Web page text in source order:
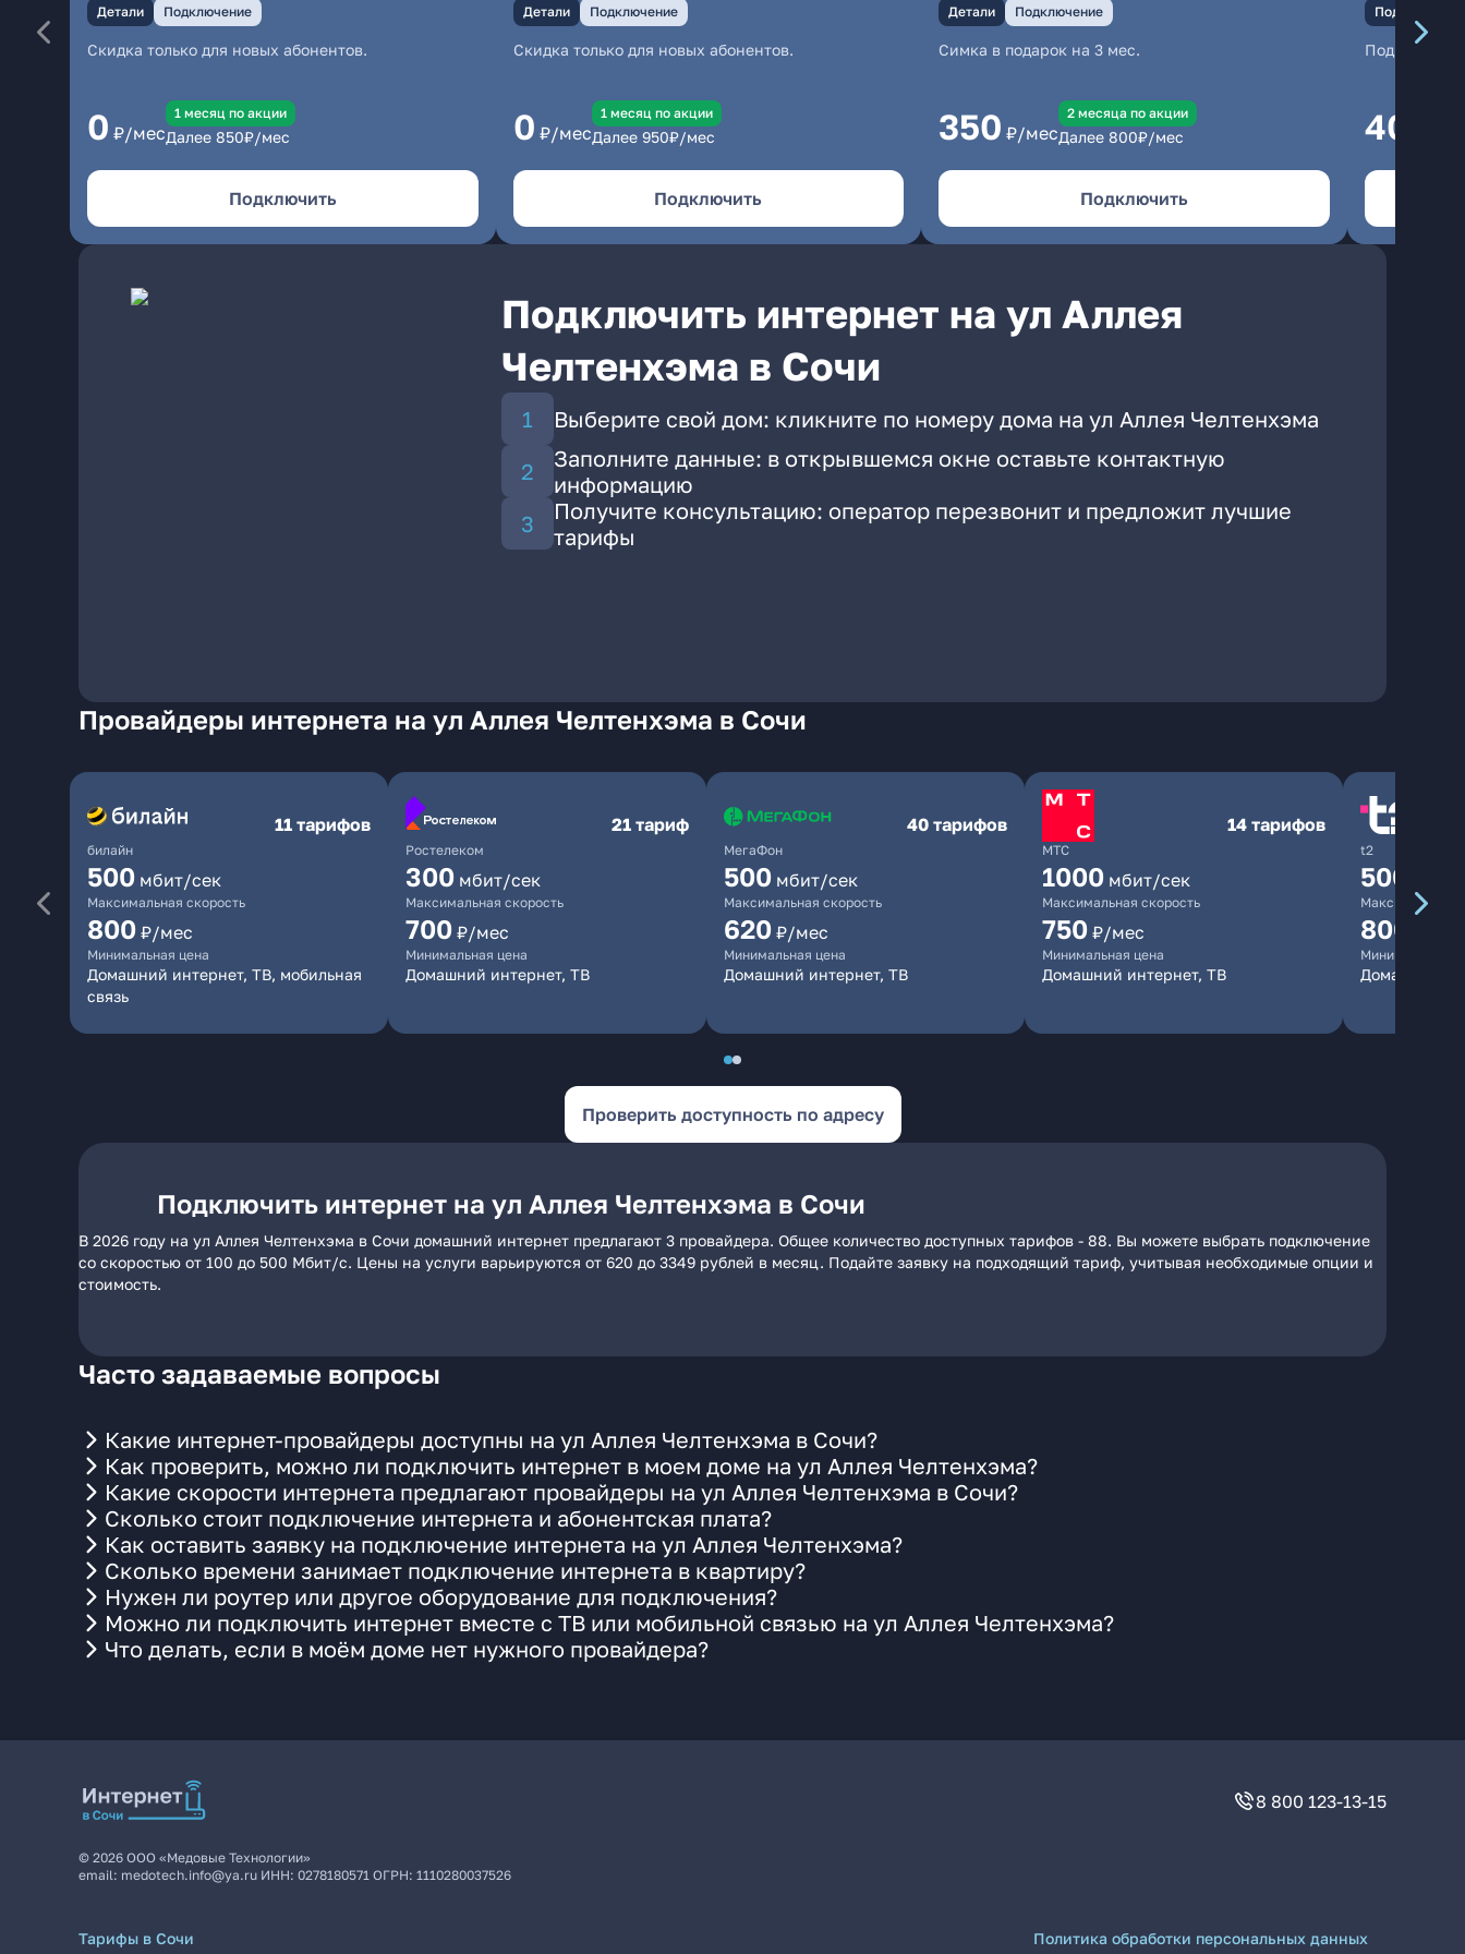
Детали Подключение
Скидка только для новых абонентов.
0 ₽/мес
1 месяц по акции
Далее 850₽/мес
Подключить
Детали Подключение
Скидка только для новых абонентов.
0 ₽/мес
1 месяц по акции
Далее 950₽/мес
Подключить
Детали Подключение
Симка в подарок на 3 мес.
350 ₽/мес
2 месяцa по акции
Далее 800₽/мес
Подключить
Подключение
400
Подключить интернет на ул Аллея
Челтенхэма в Сочи
Выберите свой дом: кликните по номеру дома на ул Аллея Челтенхэма
Заполните данные: в открывшемся окне оставьте контактную
информацию
Получите консультацию: оператор перезвонит и предложит лучшие
тарифы
Провайдеры интернета на ул Аллея Челтенхэма в Сочи
билайн
11 тарифов
500 мбит/сек
Максимальная скорость
800 ₽/мес
Минимальная цена
Домашний интернет, ТВ, мобильная
связь
Ростелеком
21 тариф
300 мбит/сек
Максимальная скорость
700 ₽/мес
Минимальная цена
Домашний интернет, ТВ
МегаФон
40 тарифов
500 мбит/сек
Максимальная скорость
620 ₽/мес
Минимальная цена
Домашний интернет, ТВ
МТС
14 тарифов
1000 мбит/сек
Максимальная скорость
750 ₽/мес
Минимальная цена
Домашний интернет, ТВ
t2
500
Максимальная
800
Минимальная
Домашний
Проверить доступность по адресу
Подключить интернет на ул Аллея Челтенхэма в Сочи
В 2026 году на ул Аллея Челтенхэма в Сочи домашний интернет предлагают 3 провайдера. Общее количество доступных тарифов - 88. Вы можете выбрать подключение
со скоростью от 100 до 500 Мбит/с. Цены на услуги варьируются от 620 до 3349 рублей в месяц. Подайте заявку на подходящий тариф, учитывая необходимые опции и
стоимость.
Часто задаваемые вопросы
Какие интернет-провайдеры доступны на ул Аллея Челтенхэма в Сочи?
Как проверить, можно ли подключить интернет в моем доме на ул Аллея Челтенхэма?
Какие скорости интернета предлагают провайдеры на ул Аллея Челтенхэма в Сочи?
Сколько стоит подключение интернета и абонентская плата?
Как оставить заявку на подключение интернета на ул Аллея Челтенхэма?
Сколько времени занимает подключение интернета в квартиру?
Нужен ли роутер или другое оборудование для подключения?
Можно ли подключить интернет вместе с ТВ или мобильной связью на ул Аллея Челтенхэма?
Что делать, если в моём доме нет нужного провайдера?
8 800 123-13-15
© 2026 ООО «Медовые Технологии»
email: medotech.info@ya.ru ИНН: 0278180571 ОГРН: 1110280037526
Тарифы в Сочи
Политика обработки персональных данных